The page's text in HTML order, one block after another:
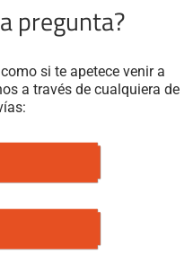
pregunta?
si te apetece venir a
a través de cualquiera de